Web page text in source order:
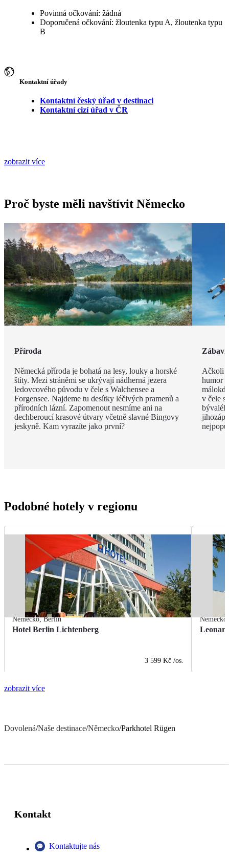
Povinná očkování: žádná
Doporučená očkování: žloutenka typu A, žloutenka typu
B
Kontaktní úřady
Kontaktní český úřad v destinaci
Kontaktní cizí úřad v ČR
zobrazit více
Proč byste měli navštívit Německo
Příroda
Německá příroda je bohatá na lesy, louky a horské
štíty. Mezi stráněmi se ukrývají nádherná jezera
ledovcového původu v čele s Walchensee a
Forgensee. Najdeme tu desítky léčivých pramenů a
přírodních lázní. Zapomenout nesmíme ani na
dechberoucí krasové útvary včetně slavné Bingovy
jeskyně. Kam vyrazíte jako první?
Ačkoli
humor
v čele s
Podobné hotely v regionu
Německo,Berlín
Hotel Berlin Lichtenberg
3 599 Kč /os.
Německo
zobrazit více
Dovolená/Naše destinace/Německo/Parkhotel Rügen
Kontakt
Kontaktujte nás